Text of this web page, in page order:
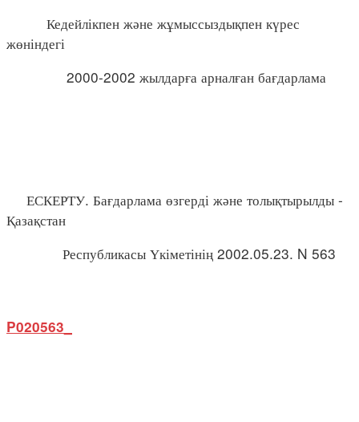
Кедейлікпен және жұмыссыздықпен күрес
жөніндегі
2000-2002 жылдарға арналған бағдарлама
ЕСКЕРТУ. Бағдарлама өзгерді және толықтырылды -
Қазақстан
Республикасы Үкіметінің 2002.05.23. N 563
P020563_